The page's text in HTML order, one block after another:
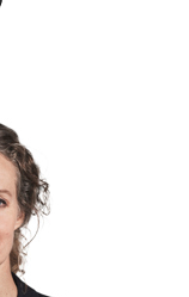
på LinkedIn